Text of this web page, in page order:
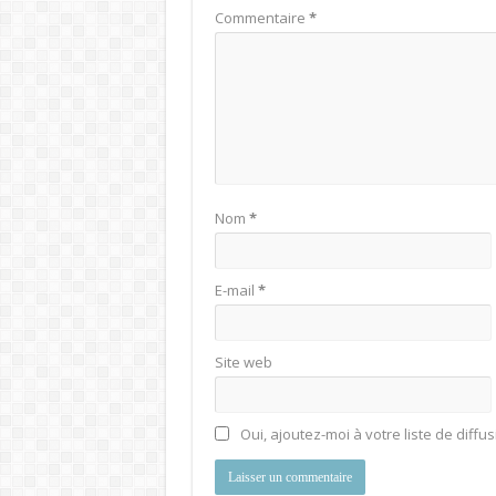
Commentaire *
Nom *
E-mail *
Site web
Oui, ajoutez-moi à votre liste de